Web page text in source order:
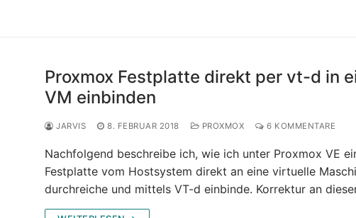
Proxmox Festplatte direkt per vt-d in
VM einbinden
JARVIS 8. FEBRUAR 2018 PROXMOX 6 KOMMENTARE
Nachfolgend beschreibe ich, wie ich unter Proxmox VE
Festplatte vom Hostsystem direkt an eine virtuelle
durchreiche und mittels VT-d einbinde. Korrektur an